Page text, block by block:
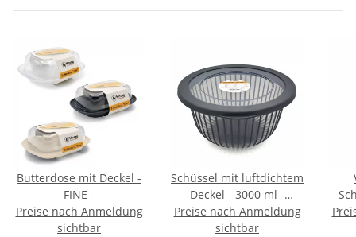
Butterdose mit Deckel -
FINE -
Preise nach Anmeldung
sichtbar
Schüssel mit luftdichtem
Deckel - 3000 ml -
STRIPE -
Preise nach Anmeldung
sichtbar
Box